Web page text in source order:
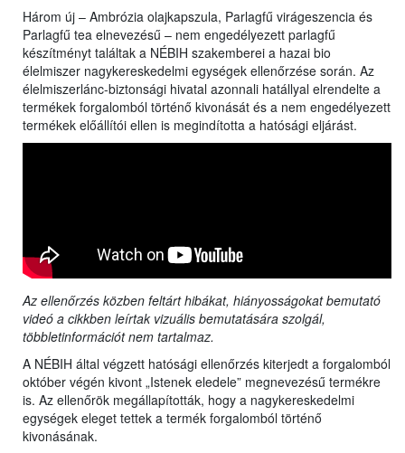
Három új – Ambrózia olajkapszula, Parlagfű virágeszencia és
Parlagfű tea elnevezésű – nem engedélyezett parlagfű
készítményt találtak a NÉBIH szakemberei a hazai bio
élelmiszer nagykereskedelmi egységek ellenőrzése során. Az
élelmiszerlánc-biztonsági hivatal azonnali hatállyal elrendelte a
termékek forgalomból történő kivonását és a nem engedélyezett
termékek előállítói ellen is megindította a hatósági eljárást.
Az ellenőrzés közben feltárt hibákat, hiányosságokat bemutató
videó a cikkben leírtak vizuális bemutatására szolgál,
többletinformációt nem tartalmaz.
A NÉBIH által végzett hatósági ellenőrzés kiterjedt a forgalomból
október végén kivont „Istenek eledele” megnevezésű termékre
is. Az ellenőrök megállapították, hogy a nagykereskedelmi
egységek eleget tettek a termék forgalomból történő
kivonásának.